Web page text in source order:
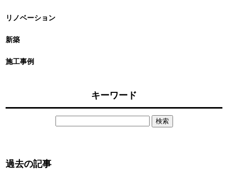
リノベーション
新築
施工事例
キーワード
過去の記事